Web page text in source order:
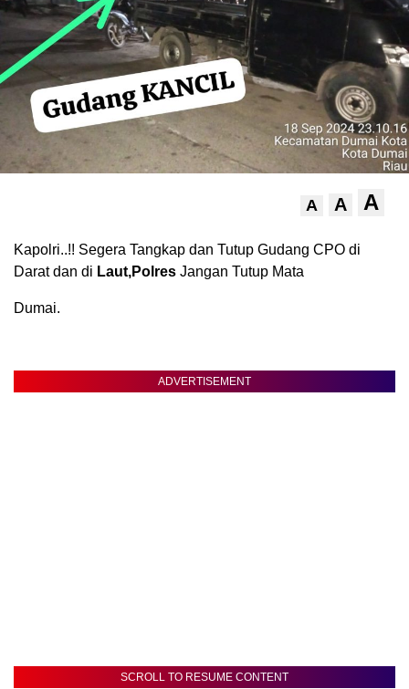
A A A
Kapolri..!! Segera Tangkap dan Tutup Gudang CPO di
Darat dan di Laut,Polres Jangan Tutup Mata
Dumai.
ADVERTISEMENT
SCROLL TO RESUME CONTENT